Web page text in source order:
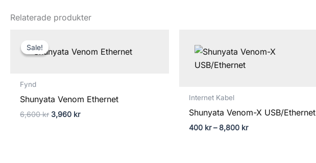
Relaterade produkter
Sale!
Sale!
Fynd
Shunyata Venom Ethernet
6,600kr
priset
3,960 kr
priset
Internet Kabel
Shunyata Venom-X USB/Ethernet
400 kr – 8,800 kr
till